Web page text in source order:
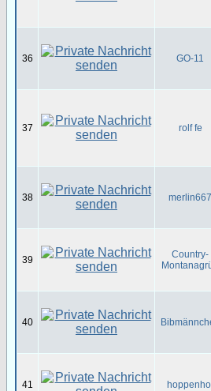
36 GO-11
37 rolf fe
38 merlin667
39
Country-
40
41